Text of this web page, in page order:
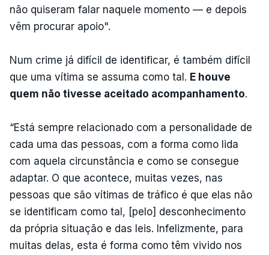
não quiseram falar naquele momento — e depois
vêm procurar apoio".
Num crime já difícil de identificar, é também difícil
que uma vítima se assuma como tal. E houve
quem não tivesse aceitado acompanhamento.
“Está sempre relacionado com a personalidade de
cada uma das pessoas, com a forma como lida
com aquela circunstância e como se consegue
adaptar. O que acontece, muitas vezes, nas
pessoas que são vítimas de tráfico é que elas não
se identificam como tal, [pelo] desconhecimento
da própria situação e das leis. Infelizmente, para
muitas delas, esta é forma como têm vivido nos